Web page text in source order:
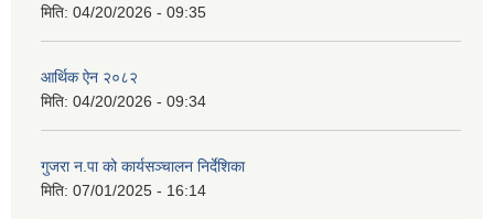
मिति: 04/20/2026 - 09:35
आर्थिक ऐन २०८२
मिति: 04/20/2026 - 09:34
गुजरा न.पा को कार्यसञ्चालन निर्देशिका
मिति: 07/01/2025 - 16:14